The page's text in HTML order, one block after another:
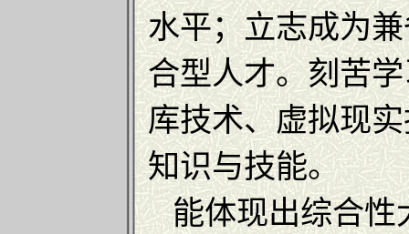
水平；立志成为
合型人才。刻苦
库技术、虚拟现
知识与技能。
能体现出综合性